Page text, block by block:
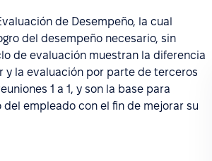
de Desempeño, la cual
del desempeño necesario, sin
de evaluación muestran la diferencia
y la evaluación por parte de terceros
1 a 1, y son la base para
empleado con el fin de mejorar su